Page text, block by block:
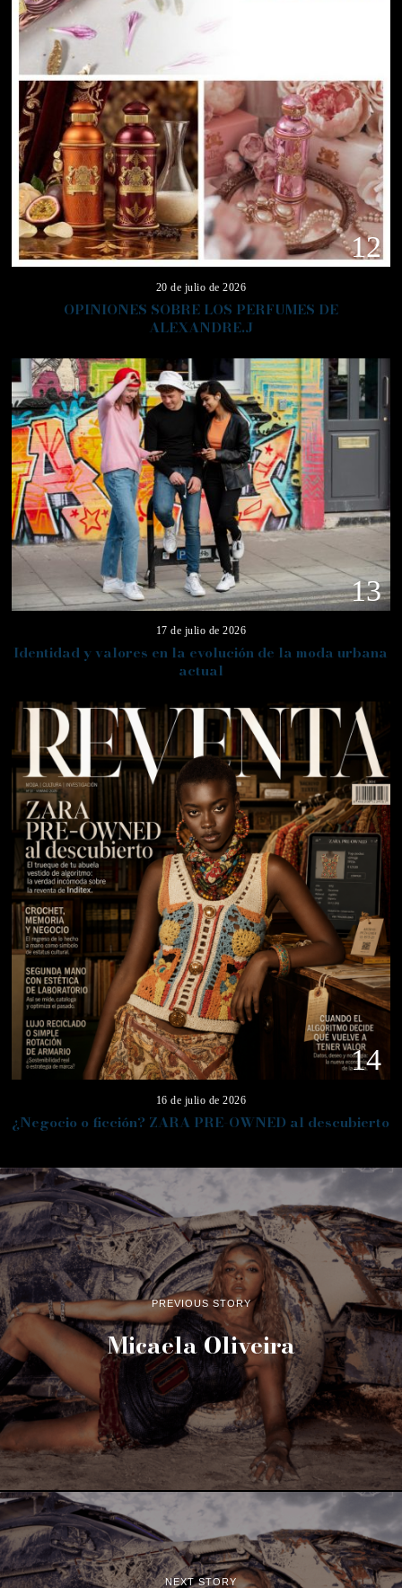
12
20 de julio de 2026
OPINIONES SOBRE LOS PERFUMES DE
ALEXANDRE.J
13
17 de julio de 2026
Identidad y valores en la evolución de la moda urbana
actual
14
16 de julio de 2026
¿Negocio o ficción? ZARA PRE-OWNED al descubierto
PREVIOUS STORY
Micaela Oliveira
NEXT STORY